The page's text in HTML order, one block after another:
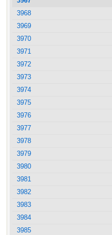
3968
3969
3970
3971
3972
3973
3974
3975
3976
3977
3978
3979
3980
3981
3982
3983
3984
3985